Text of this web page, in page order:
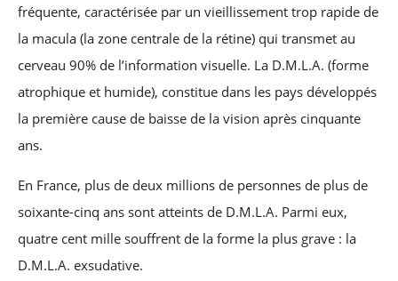
fréquente, caractérisée par un vieillissement trop rapide de
la macula (la zone centrale de la rétine) qui transmet au
cerveau 90% de l’information visuelle. La D.M.L.A. (forme
atrophique et humide), constitue dans les pays développés
la première cause de baisse de la vision après cinquante
ans.
En France, plus de deux millions de personnes de plus de
soixante-cinq ans sont atteints de D.M.L.A. Parmi eux,
quatre cent mille souffrent de la forme la plus grave : la
D.M.L.A. exsudative.